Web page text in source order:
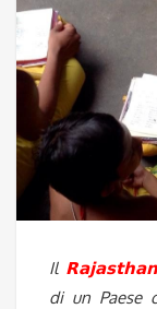
Il 𝗥𝗮𝗷𝗮𝘀𝘁𝗵𝗮𝗻
di un Paese